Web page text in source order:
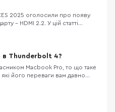
2025 оголосили про появу
– HDMI 2.2. У цій статті
Що таке HDMI
Thunderbolt 4?
Macbook Pro, то що таке
його переваги вам давно
інтерфейс “упакований” в